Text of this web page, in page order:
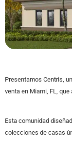
Presentamos Centris,
venta en Miami, FL, que
Esta comunidad
colecciones de casas